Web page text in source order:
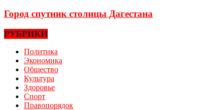
Город спутник столицы Дагестана
РУБРИКИ
Политика
Экономика
Общество
Культура
Здоровье
Спорт
Правопорядок